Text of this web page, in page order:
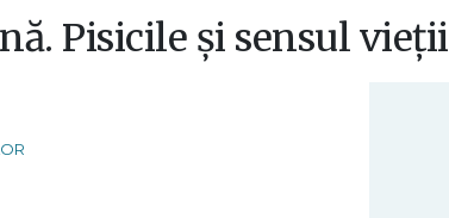
Pisicile și sensul vieții